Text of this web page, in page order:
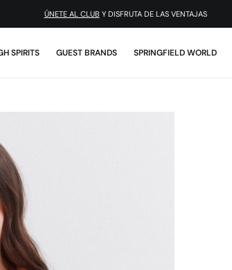
¡DESCARGA LA APP!
SPIRITS GUEST BRANDS SPRINGFIELD WORLD